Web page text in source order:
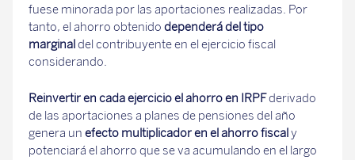
fuese minorada por las aportaciones realizadas. Por
tanto, el ahorro obtenido dependerá del tipo
marginaldel contribuyente en el ejercicio fiscal
considerando.
Reinvertir en cada ejercicio el ahorro en IRPFderivado
de las aportaciones a planes de pensiones del año
genera un efecto multiplicador en el ahorro fiscaly
potenciará el ahorro que se va acumulando en el largo